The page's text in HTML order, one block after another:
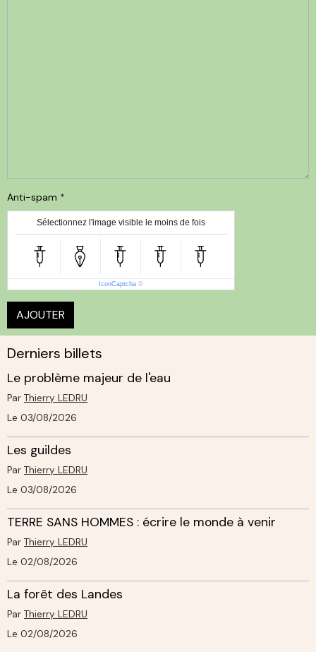
Anti-spam
Sélectionnez l'image visible le moins de fois
IconCaptcha ©
AJOUTER
Derniers billets
Le problème majeur de l'eau
Par Thierry LEDRU
Le 03/08/2026
Les guildes
Par Thierry LEDRU
Le 03/08/2026
TERRE SANS HOMMES : écrire le monde à venir
Par Thierry LEDRU
Le 02/08/2026
La forêt des Landes
Par Thierry LEDRU
Le 02/08/2026